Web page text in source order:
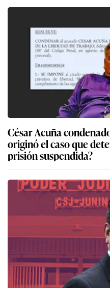
César Acuña
originó el caso que
prisión suspendida?